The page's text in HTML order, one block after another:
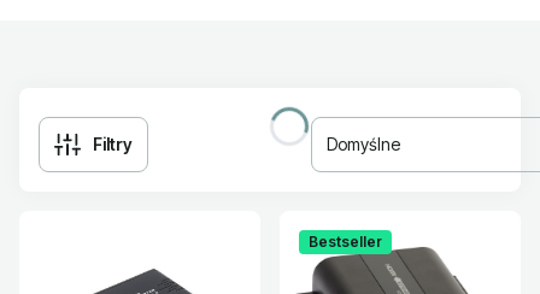
Filtry Domyślne
Bestseller